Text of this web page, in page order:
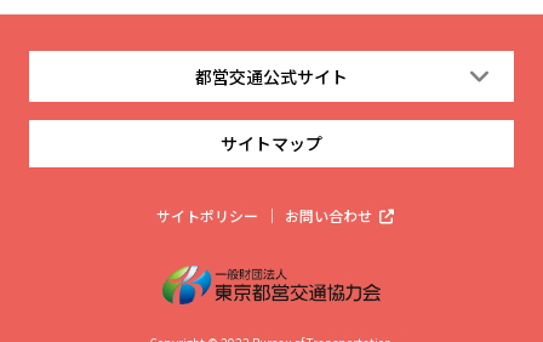
都営交通公式サイト
サイトマップ
サイトポリシー お問い合わせ